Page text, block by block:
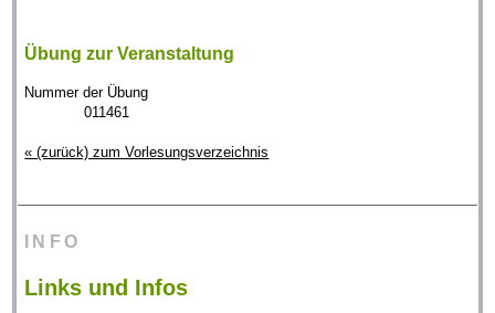
Übung zur Veranstaltung
Nummer der Übung
011461
« (zurück) zum Vorlesungsverzeichnis
INFO
Links und Infos